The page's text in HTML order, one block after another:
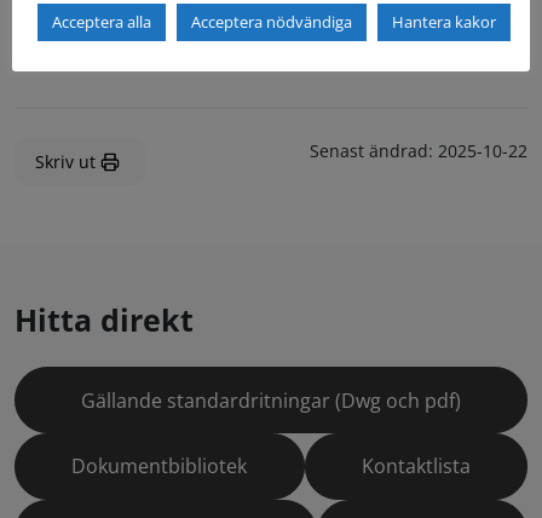
Logga in
Skriv ut Senast ändrad: 2025-10-22
Hitta direkt
Gällande standardritningar (Dwg och pdf)
Dokumentbibliotek Kontaktlista
Acceptera alla Acceptera nödvändiga Hantera kakor